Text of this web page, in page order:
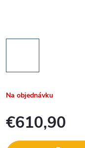
Na objednávku
€610,90